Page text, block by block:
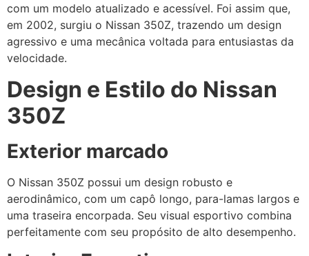
com um modelo atualizado e acessível. Foi assim que,
em 2002, surgiu o Nissan 350Z, trazendo um design
agressivo e uma mecânica voltada para entusiastas da
velocidade.
Design e Estilo do Nissan
350Z
Exterior marcado
O Nissan 350Z possui um design robusto e
aerodinâmico, com um capô longo, para-lamas largos e
uma traseira encorpada. Seu visual esportivo combina
perfeitamente com seu propósito de alto desempenho.